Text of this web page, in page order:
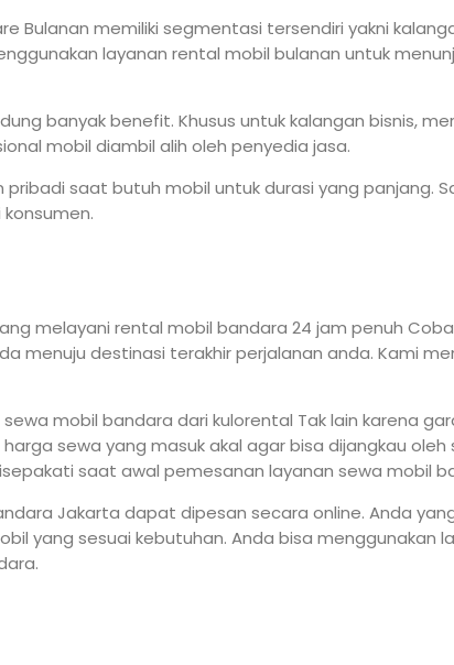
Bulanan memiliki segmentasi tersendiri yakni
layanan rental mobil bulanan untuk
banyak benefit. Khusus untuk kalangan bisnis,
mobil diambil alih oleh penyedia jasa.
saat butuh mobil untuk durasi yang panjang.
melayani rental mobil bandara 24 jam penuh
menuju destinasi terakhir perjalanan anda. Kami
mobil bandara dari kulorental Tak lain karena
sewa yang masuk akal agar bisa dijangkau
saat awal pemesanan layanan sewa mobil
Jakarta dapat dipesan secara online. Anda
yang sesuai kebutuhan. Anda bisa